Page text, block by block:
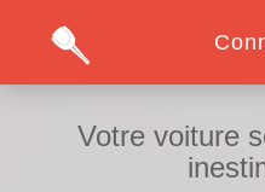
Votre voiture